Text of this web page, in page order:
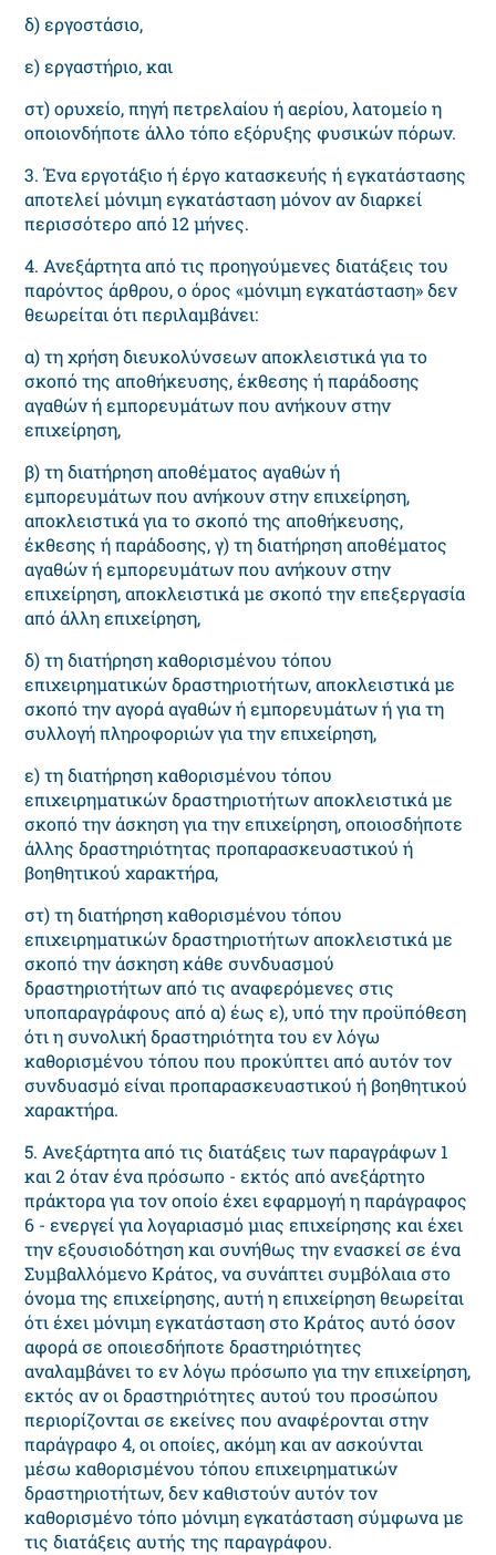
δ) εργοστάσιο,
ε) εργαστήριο, και
στ) ορυχείο, πηγή πετρελαίου ή αερίου, λατομείο η
οποιονδήποτε άλλο τόπο εξόρυξης φυσικών πόρων.
3. Ένα εργοτάξιο ή έργο κατασκευής ή εγκατάστασης
αποτελεί μόνιμη εγκατάσταση μόνον αν διαρκεί
περισσότερο από 12 μήνες.
4. Ανεξάρτητα από τις προηγούμενες διατάξεις του
παρόντος άρθρου, ο όρος «μόνιμη εγκατάσταση» δεν
θεωρείται ότι περιλαμβάνει:
α) τη χρήση διευκολύνσεων αποκλειστικά για το
σκοπό της αποθήκευσης, έκθεσης ή παράδοσης
αγαθών ή εμπορευμάτων που ανήκουν στην
επιχείρηση,
β) τη διατήρηση αποθέματος αγαθών ή
εμπορευμάτων που ανήκουν στην επιχείρηση,
αποκλειστικά για το σκοπό της αποθήκευσης,
έκθεσης ή παράδοσης, γ) τη διατήρηση αποθέματος
αγαθών ή εμπορευμάτων που ανήκουν στην
επιχείρηση, αποκλειστικά με σκοπό την επεξεργασία
από άλλη επιχείρηση,
δ) τη διατήρηση καθορισμένου τόπου
επιχειρηματικών δραστηριοτήτων, αποκλειστικά με
σκοπό την αγορά αγαθών ή εμπορευμάτων ή για τη
συλλογή πληροφοριών για την επιχείρηση,
ε) τη διατήρηση καθορισμένου τόπου
επιχειρηματικών δραστηριοτήτων αποκλειστικά με
σκοπό την άσκηση για την επιχείρηση, οποιοσδήποτε
άλλης δραστηριότητας προπαρασκευαστικού ή
βοηθητικού χαρακτήρα,
στ) τη διατήρηση καθορισμένου τόπου
επιχειρηματικών δραστηριοτήτων αποκλειστικά με
σκοπό την άσκηση κάθε συνδυασμού
δραστηριοτήτων από τις αναφερόμενες στις
υποπαραγράφους από α) έως ε), υπό την προϋπόθεση
ότι η συνολική δραστηριότητα του εν λόγω
καθορισμένου τόπου που προκύπτει από αυτόν τον
συνδυασμό είναι προπαρασκευαστικού ή βοηθητικού
χαρακτήρα.
5. Ανεξάρτητα από τις διατάξεις των παραγράφων 1
και 2 όταν ένα πρόσωπο - εκτός από ανεξάρτητο
πράκτορα για τον οποίο έχει εφαρμογή η παράγραφος
6 - ενεργεί για λογαριασμό μιας επιχείρησης και έχει
την εξουσιοδότηση και συνήθως την ενασκεί σε ένα
Συμβαλλόμενο Κράτος, να συνάπτει συμβόλαια στο
όνομα της επιχείρησης, αυτή η επιχείρηση θεωρείται
ότι έχει μόνιμη εγκατάσταση στο Κράτος αυτό όσον
αφορά σε οποιεσδήποτε δραστηριότητες
αναλαμβάνει το εν λόγω πρόσωπο για την επιχείρηση,
εκτός αν οι δραστηριότητες αυτού του προσώπου
περιορίζονται σε εκείνες που αναφέρονται στην
παράγραφο 4, οι οποίες, ακόμη και αν ασκούνται
μέσω καθορισμένου τόπου επιχειρηματικών
δραστηριοτήτων, δεν καθιστούν αυτόν τον
καθορισμένο τόπο μόνιμη εγκατάσταση σύμφωνα με
τις διατάξεις αυτής της παραγράφου.